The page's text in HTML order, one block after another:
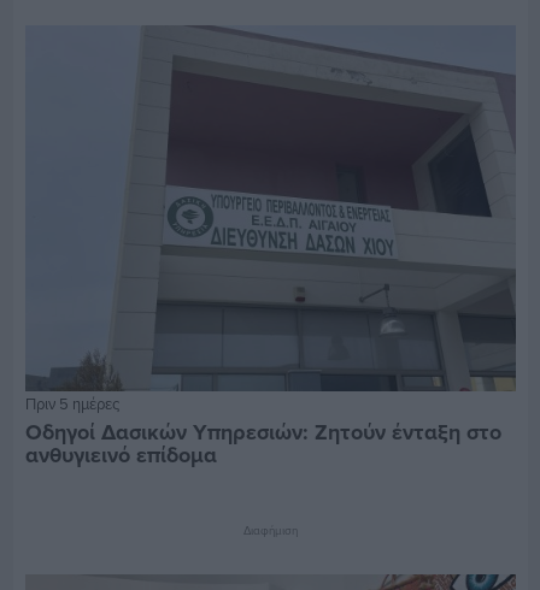
Πριν 5 ημέρες
Οδηγοί Δασικών Υπηρεσιών: Ζητούν ένταξη στο
ανθυγιεινό επίδομα
Διαφήμιση